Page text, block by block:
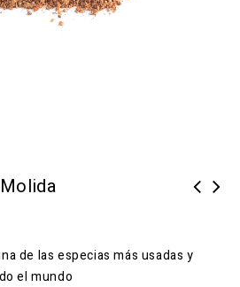
de las especias más usadas y
el mundo